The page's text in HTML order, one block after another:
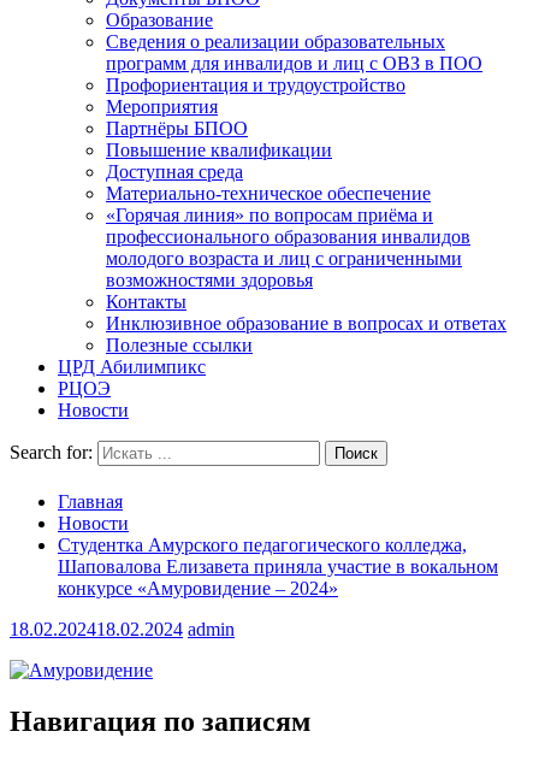
Образование
Сведения о реализации образовательных
программ для инвалидов и лиц с ОВЗ в ПОО
Профориентация и трудоустройство
Мероприятия
Партнёры БПОО
Повышение квалификации
Доступная среда
Материально-техническое обеспечение
«Горячая линия» по вопросам приёма и
профессионального образования инвалидов
молодого возраста и лиц с ограниченными
возможностями здоровья
Контакты
Инклюзивное образование в вопросах и ответах
Полезные ссылки
ЦРД Абилимпикс
РЦОЭ
Новости
Search for:
Главная
Новости
Студентка Амурского педагогического колледжа,
Шаповалова Елизавета приняла участие в вокальном
конкурсе «Амуровидение – 2024»
18.02.202418.02.2024 admin
Навигация по записям